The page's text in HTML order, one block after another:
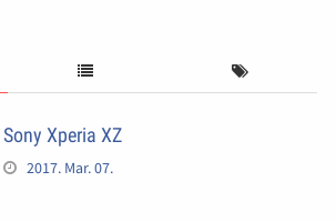
Sony Xperia XZ
2017. Mar. 07.